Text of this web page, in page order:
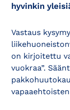
hyvinkin
Vastaus
on kirjoitettu
vuokraa”.